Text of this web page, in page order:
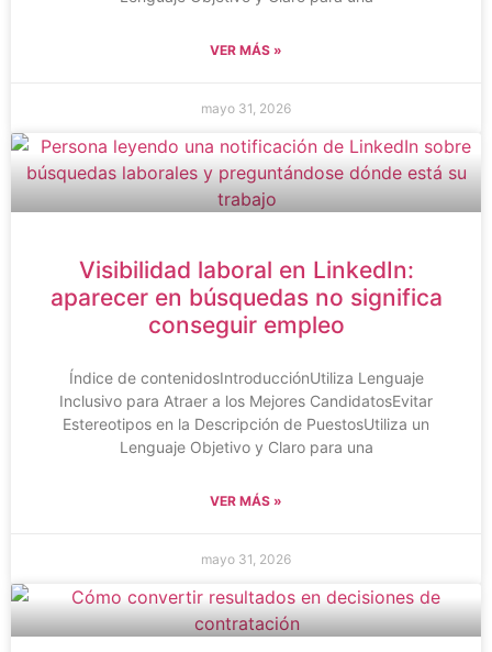
VER MÁS »
mayo 31, 2026
Visibilidad laboral en LinkedIn:
aparecer en búsquedas no significa
conseguir empleo
Índice de contenidosIntroducciónUtiliza Lenguaje
Inclusivo para Atraer a los Mejores CandidatosEvitar
Estereotipos en la Descripción de PuestosUtiliza un
Lenguaje Objetivo y Claro para una
VER MÁS »
mayo 31, 2026